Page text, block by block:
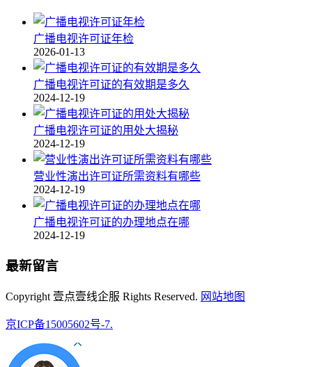
广播电视许可证年检
2026-01-13
广播电视许可证的有效期是多久
2024-12-19
广播电视许可证的用处大揭秘
2024-12-19
营业性演出许可证所需资料有哪些
2024-12-19
广播电视许可证的办理地点在哪
2024-12-19
最新留言
Copyright 壹点壹线企服 Rights Reserved. 网站地图
京ICP备15005602号-7.